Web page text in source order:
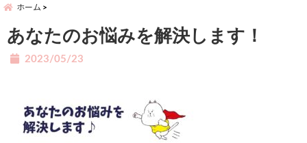
ホーム
あなたのお悩みを解決します！
2023/05/23